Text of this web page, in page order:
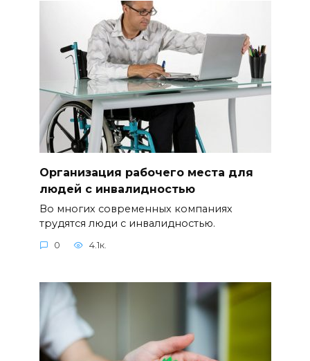
Организация рабочего места для
людей с инвалидностью
Во многих современных компаниях
трудятся люди с инвалидностью.
0 4.1к.